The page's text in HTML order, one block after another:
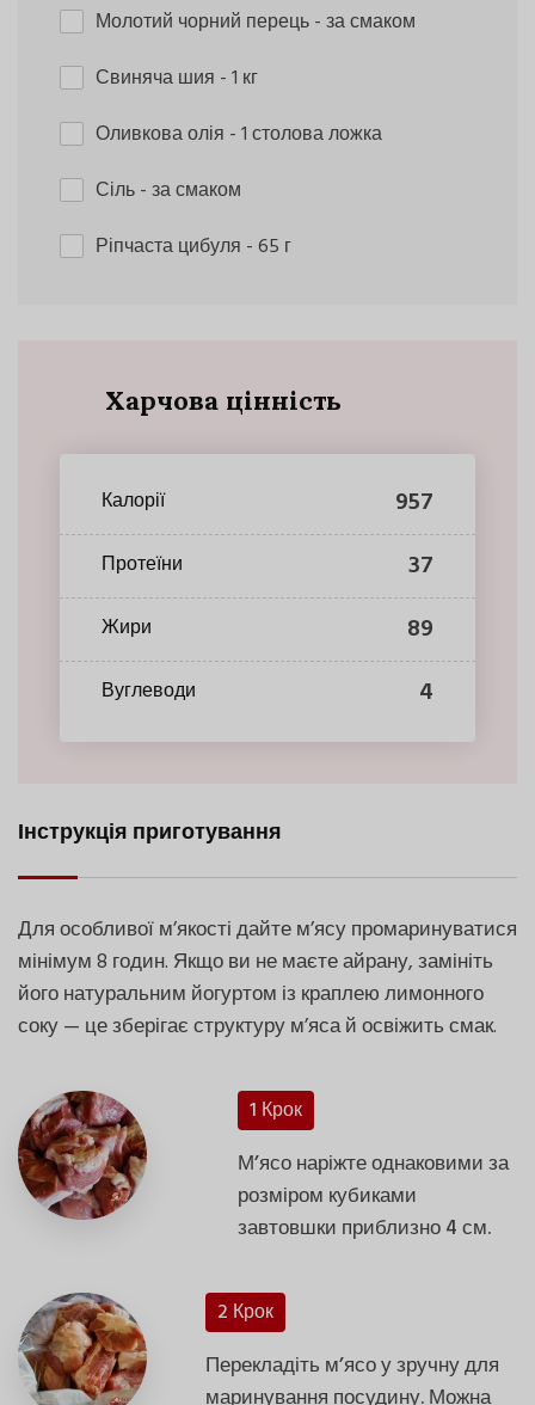
Молотий чорний перець- за смаком
Свиняча шия - 1 кг
Оливкова олія - 1 столова ложка
Сіль- за смаком
Ріпчаста цибуля - 65 г
Харчова цінність
Калорії 957
Протеїни 37
Жири 89
Вуглеводи 4
Інструкція приготування
Для особливої м’якості дайте м’ясу промаринуватися
мінімум 8 годин. Якщо ви не маєте айрану, замініть
його натуральним йогуртом із краплею лимонного
соку — це зберігає структуру м’яса й освіжить смак.
1 Крок
М’ясо наріжте однаковими за
розміром кубиками
завтовшки приблизно 4 см.
2 Крок
Перекладіть м’ясо у зручну для
маринування посудину. Можна